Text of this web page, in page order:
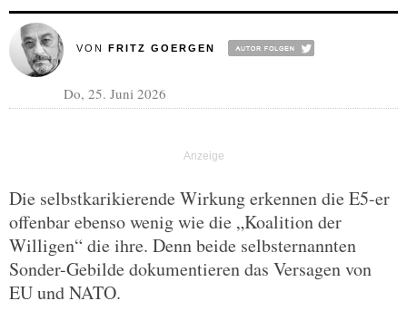
VON FRITZ GOERGEN
Do, 25. Juni 2026
Die selbstkarikierende Wirkung erkennen die E5-er
offenbar ebenso wenig wie die „Koalition der
Willigen“ die ihre. Denn beide selbsternannten
Sonder-Gebilde dokumentieren das Versagen von
EU und NATO.